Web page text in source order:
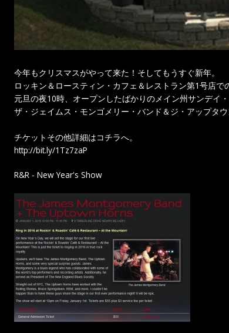
今年もクリスマスがやって来た！そしてもうすぐ新年。
ロッキン＆ロースティン・カフェ＆レストラン第1号店で
元旦の夜10時、オープンしたばかりのメイン州サンデイ
ザ・ジェイムス・モンゴメリー・バンド＆ジ・アップタ
チケットその他詳細はコチラへ。
http://bit.ly/1Tz7zaP
R&R - New Year's Show